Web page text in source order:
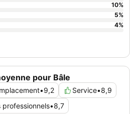
pour Bâle
•9,2 Service•8,9
professionnels•8,7
10%
5%
4%